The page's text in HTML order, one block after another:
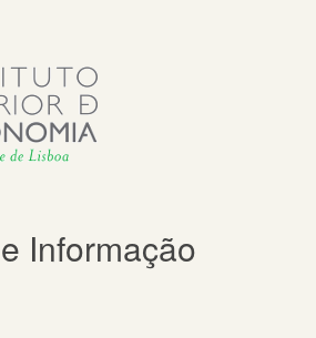
Informação